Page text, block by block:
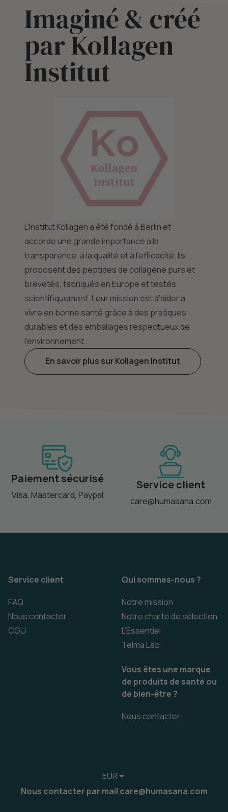
Imaginé & créé
par Kollagen
Institut
L'Institut Kollagen a été fondé à Berlin et
accorde une grande importance à la
transparence, à la qualité et à l'efficacité. Ils
proposent des peptides de collagène purs et
brevetés, fabriqués en Europe et testés
scientifiquement. Leur mission est d'aider à
vivre en bonne santé grâce à des pratiques
durables et des emballages respectueux de
l'environnement.
En savoir plus sur Kollagen Institut
Paiement sécurisé
Visa, Mastercard, Paypal
Service client
care@humasana.com
Service client
FAQ
Nous contacter
CGU
Qui sommes-nous ?
Notre mission
Notre charte de sélection
L'Essentiel
Telma Lab
Vous êtes une marque
de produits de santé ou
de bien-être ?
Nous contacter
EUR
Nous contacter par mail care@humasana.com